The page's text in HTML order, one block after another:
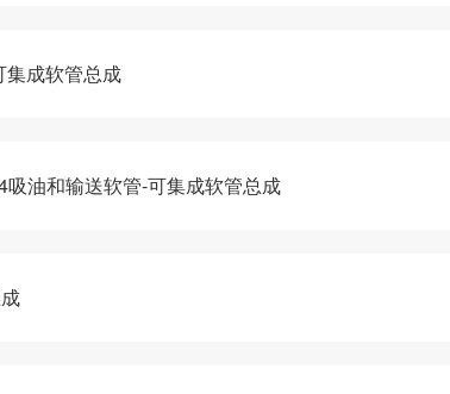
集成软管总成
油和输送软管-可集成软管总成